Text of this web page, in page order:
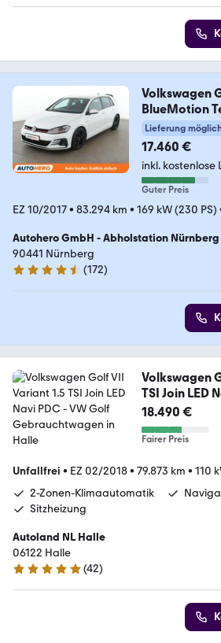
Volkswagen
BlueMotion
Lieferung
17.460 €
inkl. kostenlose
Guter Preis
EZ 10/2017• 83.294 km • 169 kW (230 PS)
Autohero GmbH - Abholstation Nürnberg
90441 Nürnberg
4.5 Sterne
(172)
Volkswagen
TSI Join LED
18.490 €
Fairer Preis
Unfallfrei • EZ 02/2018• 79.873 km • 110
2-Zonen-Klimaautomatik
Sitzheizung
Autoland NL Halle
06122 Halle
4.8 Sterne
(42)